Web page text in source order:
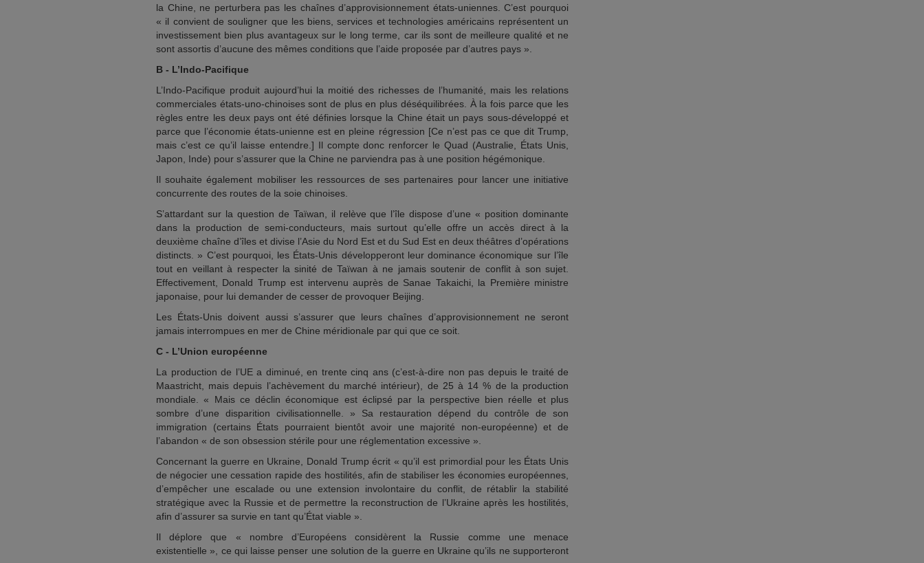
la Chine, ne perturbera pas les chaînes d’approvisionnement états-uniennes. C’est pourquoi
« il convient de souligner que les biens, services et technologies américains représentent un
investissement bien plus avantageux sur le long terme, car ils sont de meilleure qualité et ne
sont assortis d’aucune des mêmes conditions que l’aide proposée par d’autres pays ».
B - L’Indo-Pacifique
L’Indo-Pacifique produit aujourd’hui la moitié des richesses de l’humanité, mais les relations
commerciales états-uno-chinoises sont de plus en plus déséquilibrées. À la fois parce que les
règles entre les deux pays ont été définies lorsque la Chine était un pays sous-développé et
parce que l’économie états-unienne est en pleine régression [Ce n’est pas ce que dit Trump,
mais c’est ce qu’il laisse entendre.] Il compte donc renforcer le Quad (Australie, États Unis,
Japon, Inde) pour s’assurer que la Chine ne parviendra pas à une position hégémonique.
Il souhaite également mobiliser les ressources de ses partenaires pour lancer une initiative
concurrente des routes de la soie chinoises.
S’attardant sur la question de Taïwan, il relève que l’île dispose d’une « position dominante
dans la production de semi-conducteurs, mais surtout qu’elle offre un accès direct à la
deuxième chaîne d’îles et divise l’Asie du Nord Est et du Sud Est en deux théâtres d’opérations
distincts. » C’est pourquoi, les États-Unis développeront leur dominance économique sur l’île
tout en veillant à respecter la sinité de Taïwan à ne jamais soutenir de conflit à son sujet.
Effectivement, Donald Trump est intervenu auprès de Sanae Takaichi, la Première ministre
japonaise, pour lui demander de cesser de provoquer Beijing.
Les États-Unis doivent aussi s’assurer que leurs chaînes d’approvisionnement ne seront
jamais interrompues en mer de Chine méridionale par qui que ce soit.
C - L’Union européenne
La production de l’UE a diminué, en trente cinq ans (c’est-à-dire non pas depuis le traité de
Maastricht, mais depuis l’achèvement du marché intérieur), de 25 à 14 % de la production
mondiale. « Mais ce déclin économique est éclipsé par la perspective bien réelle et plus
sombre d’une disparition civilisationnelle. » Sa restauration dépend du contrôle de son
immigration (certains États pourraient bientôt avoir une majorité non-européenne) et de
l’abandon « de son obsession stérile pour une réglementation excessive ».
Concernant la guerre en Ukraine, Donald Trump écrit « qu’il est primordial pour les États Unis
de négocier une cessation rapide des hostilités, afin de stabiliser les économies européennes,
d’empêcher une escalade ou une extension involontaire du conflit, de rétablir la stabilité
stratégique avec la Russie et de permettre la reconstruction de l’Ukraine après les hostilités,
afin d’assurer sa survie en tant qu’État viable ».
Il déplore que « nombre d’Européens considèrent la Russie comme une menace
existentielle », ce qui laisse penser une solution de la guerre en Ukraine qu’ils ne supporteront